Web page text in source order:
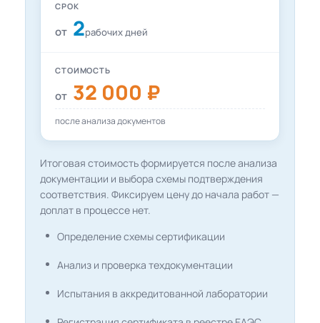
СРОК
от 2рабочих дней
СТОИМОСТЬ
от 32 000 ₽
после анализа документов
Итоговая стоимость формируется после анализа
документации и выбора схемы подтверждения
соответствия. Фиксируем цену до начала работ —
доплат в процессе нет.
Определение схемы сертификации
Анализ и проверка техдокументации
Испытания в аккредитованной лаборатории